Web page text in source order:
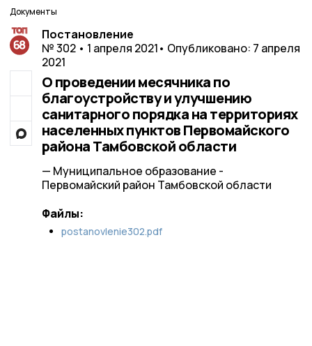
Документы
Постановление
№ 302 • 1 апреля 2021• Опубликовано: 7 апреля
2021
О проведении месячника по
благоустройству и улучшению
санитарного порядка на территориях
населенных пунктов Первомайского
района Тамбовской области
— Муниципальное образование -
Первомайский район Тамбовской области
Файлы:
postanovlenie302.pdf